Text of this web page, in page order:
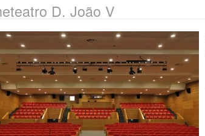
D. João V